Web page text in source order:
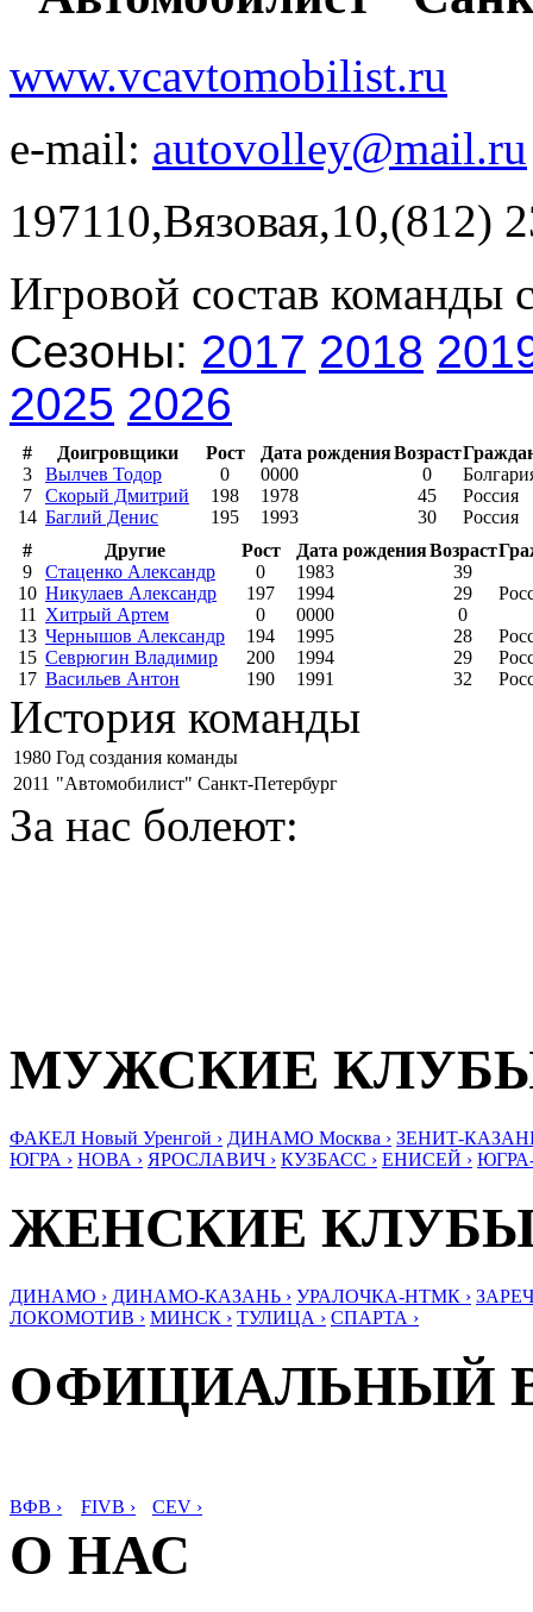
www.vcavtomobilist.ru
e-mail: autovolley@mail.ru
197110,Вязовая,10,(812)
Игровой состав команды
Сезоны: 2017 2018
2025 2026
# Доигровщики Рост Дата рожденияВозраст
3
Вылчев Тодор 0 0000 0
7
Скорый Дмитрий 198 1978 45
Россия
14 Баглий Денис 195 1993 30
Россия
#
Другие Рост Дата рожденияВозраст
9
Стаценко Александр 0 1983
39
10 Никулаев Александр 197 1994 29
11
Хитрый Артем 0 0000
0
13 Чернышов Александр 194 1995 28
15 Севрюгин Владимир 200 1994 29
17 Васильев Антон 190 1991 32
История команды
1980 Год создания команды
2011 "Автомобилист" Санкт-Петербург
За нас болеют:
МУЖСКИЕ
ФАКЕЛ Новый Уренгой › ДИНАМО Москва › ЗЕНИТ-
ЮГРА › НОВА › ЯРОСЛАВИЧ › КУЗБАСС › ЕНИСЕЙ ›
ЖЕНСКИЕ
ДИНАМО › ДИНАМО-КАЗАНЬ › УРАЛОЧКА-НТМК ›
ЛОКОМОТИВ › МИНСК › ТУЛИЦА › СПАРТА ›
ОФИЦИАЛЬНЫЙ
ВФВ › FIVB › CEV ›
О НАС